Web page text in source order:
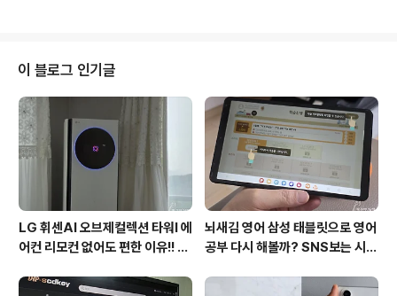
보낼 시간이 좀 더 늘어나 좋아요. 똑똑한 녀석이 가족으로
된 게 집안 분위기를 바꿀 줄이야. 로봇청소기를 돌리기 전
에 거실만 청소하거나 안방을 빼고 청소를 시킬 수도 있어
효율적입니다. 스마트 씽큐(Smart ThinQ) 앱으로 로봇청
소기 LG 코드제로R9은 스마트폰과 연동해 사용하면 다양
한 기능을 활용해 더욱 편리하게 사..
이 블로그 인기글
LG 휘센AI 오브제컬렉션 타워I 에
어컨 리모컨 없어도 편한 이유!! 7
후기
뇌새김 영어 삼성 태블릿으로 영어
공부 다시 해볼까? SNS보는 시간